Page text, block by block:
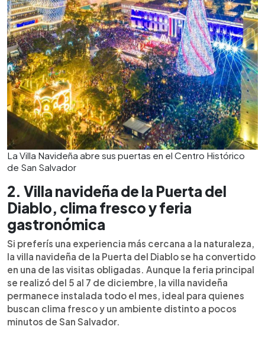
La Villa Navideña abre sus puertas en el Centro Histórico
de San Salvador
2. Villa navideña de la Puerta del
Diablo, clima fresco y feria
gastronómica
Si preferís una experiencia más cercana a la naturaleza,
la villa navideña de la Puerta del Diablo se ha convertido
en una de las visitas obligadas. Aunque la feria principal
se realizó del 5 al 7 de diciembre, la villa navideña
permanece instalada todo el mes, ideal para quienes
buscan clima fresco y un ambiente distinto a pocos
minutos de San Salvador.